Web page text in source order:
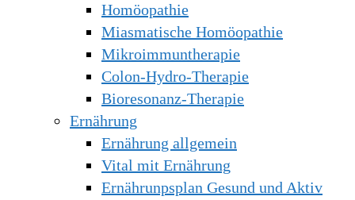
Homöopathie
Miasmatische Homöopathie
Mikroimmuntherapie
Colon-Hydro-Therapie
Bioresonanz-Therapie
Ernährung
Ernährung allgemein
Vital mit Ernährung
Ernährunpsplan Gesund und Aktiv